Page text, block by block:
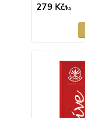
279 Kč/ks